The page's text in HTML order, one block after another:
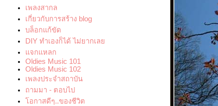
เพลงสากล
เกี่ยวกับการสร้าง blog
บล็อกแก้ขัด
DIY ทำเองก็ได้ ไม่ยากเล
จกแหลก
Oldies Music 101
Oldies Music 102
เพลงประจำสถาบัน
ถามมา - ตอบไป
อกาสดีๆ..ของชีวิต